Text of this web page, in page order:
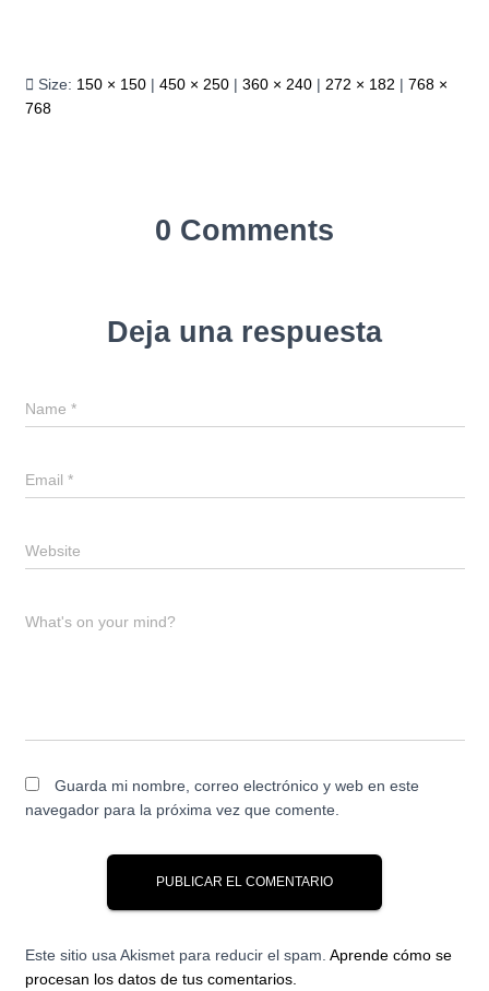
Size: 150 × 150 | 450 × 250 | 360 × 240 | 272 × 182 | 768 ×
768
0 Comments
Deja una respuesta
Name *
Email *
Website
What's on your mind?
Guarda mi nombre, correo electrónico y web en este
navegador para la próxima vez que comente.
Este sitio usa Akismet para reducir el spam. Aprende cómo se
procesan los datos de tus comentarios.